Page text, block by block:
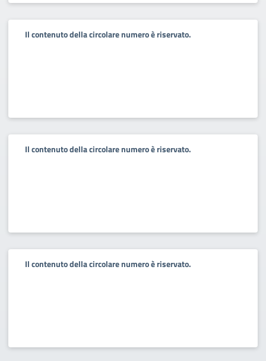
Il contenuto della circolare numero è riservato.
Il contenuto della circolare numero è riservato.
Il contenuto della circolare numero è riservato.